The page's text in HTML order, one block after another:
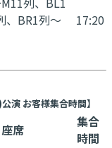
、BR1列～
17:20
演 お客様集合時間】
座席
集合
時間